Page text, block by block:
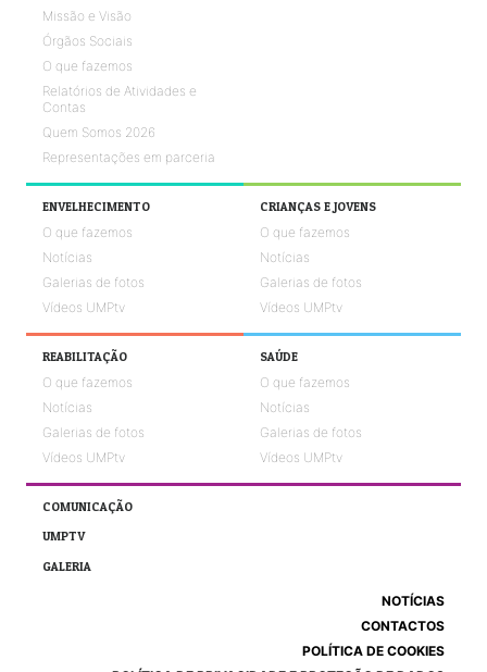
Missão e Visão
Órgãos Sociais
O que fazemos
Relatórios de Atividades e
Contas
Quem Somos 2026
Representações em parceria
ENVELHECIMENTO
O que fazemos
Notícias
Galerias de fotos
Vídeos UMPtv
CRIANÇAS E JOVENS
O que fazemos
Notícias
Galerias de fotos
Vídeos UMPtv
REABILITAÇÃO
O que fazemos
Notícias
Galerias de fotos
Vídeos UMPtv
SAÚDE
O que fazemos
Notícias
Galerias de fotos
Vídeos UMPtv
COMUNICAÇÃO
UMPTV
GALERIA
NOTÍCIAS
CONTACTOS
POLÍTICA DE COOKIES